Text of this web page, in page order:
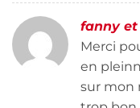
fanny et
Merci
en
sur mon